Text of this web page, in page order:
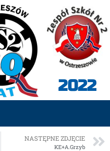
2022
NASTĘPNE ZDJĘCIE
KE+A.Grzyb